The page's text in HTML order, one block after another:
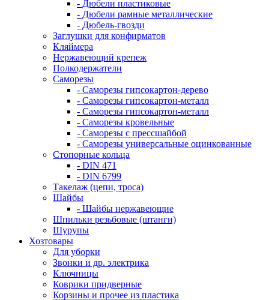
- Дюбели пластиковые
- Дюбели рамные металлические
- Дюбель-гвозди
Заглушки для конфирматов
Кляймера
Нержавеющий крепеж
Полкодержатели
Саморезы
- Саморезы гипсокартон-дерево
- Саморезы гипсокартон-металл
- Саморезы гипсокартон-металл
- Саморезы кровельные
- Саморезы с прессшайбой
- Саморезы универсальные оцинкованные
Стопорные кольца
- DIN 471
- DIN 6799
Такелаж (цепи, троса)
Шайбы
- Шайбы нержавеющие
Шпильки резьбовые (штанги)
Шурупы
Хозтовары
Для уборки
Звонки и др. электрика
Ключницы
Коврики придверные
Корзины и прочее из пластика